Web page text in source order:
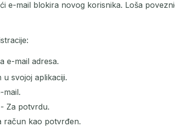
e-mail blokira novog korisnika. Loša
e-mail adresa.
svojoj aplikaciji.
mail.
Za potvrdu.
račun kao potvrđen.